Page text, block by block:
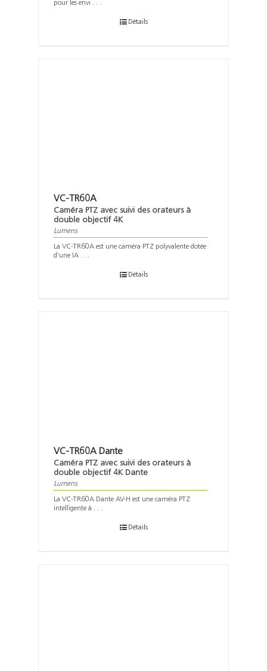
pour les envi . . .
Détails
VC-TR60A
Caméra PTZ avec suivi des orateurs à
double objectif 4K
Lumens
La VC-TR60A est une caméra PTZ polyvalente dotée
d'une IA . . .
Détails
VC-TR60A Dante
Caméra PTZ avec suivi des orateurs à
double objectif 4K Dante
Lumens
La VC-TR60A Dante AV-H est une caméra PTZ
intelligente à . . .
Détails